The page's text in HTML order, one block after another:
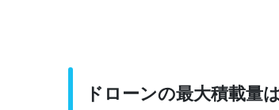
ドローンの最大積載量